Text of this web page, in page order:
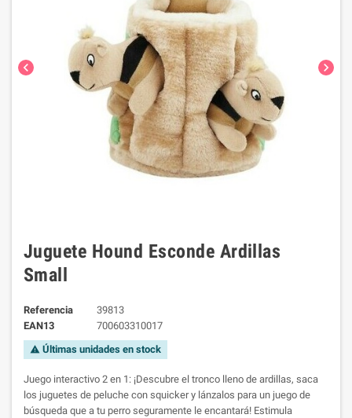
chevron_left chevron_right
Juguete Hound Esconde Ardillas
Small
Referencia
39813
EAN13
700603310017
warning Últimas unidades en stock
Juego interactivo 2 en 1: ¡Descubre el tronco lleno de ardillas, saca
los juguetes de peluche con squicker y lánzalos para un juego de
búsqueda que a tu perro seguramente le encantará! Estimula